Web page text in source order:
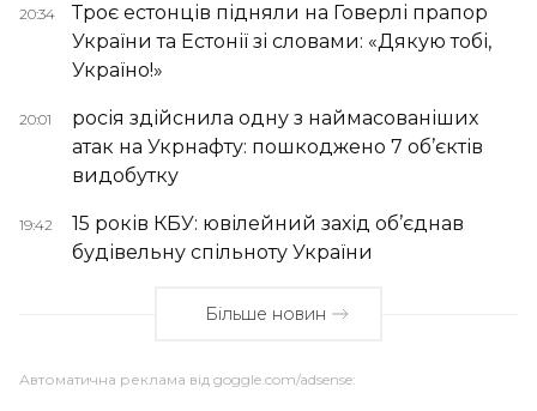
20:34
Троє естонців підняли на Говерлі прапор
України та Естонії зі словами: «Дякую тобі,
Україно!»
20:01
росія здійснила одну з наймасованіших
атак на Укрнафту: пошкоджено 7 об’єктів
видобутку
19:42
15 років КБУ: ювілейний захід об’єднав
будівельну спільноту України
Більше новин
Автоматична реклама від goggle.com/adsense: